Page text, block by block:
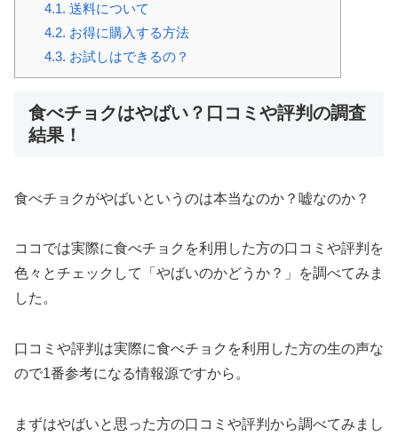
4.1. 送料について
4.2. お得に購入する方法
4.3. お試しはできるの？
食べチョクはやばい？口コミや評判の調査
結果！
食べチョクがやばいというのは本当なのか？嘘なのか？
ココでは実際に食べチョクを利用した方の口コミや評判を
色々とチェックして「やばいのかどうか？」を調べてみま
した。
口コミや評判は実際に食べチョクを利用した方の生の声な
ので1番参考になる情報源ですから。
まずはやばいと思った方の口コミや評判から調べてみまし